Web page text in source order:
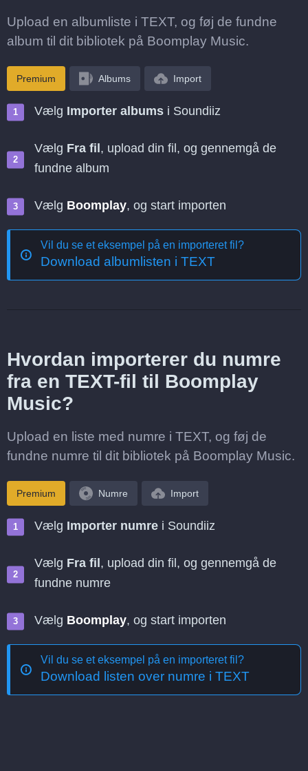
Upload en albumliste i TEXT, og føj de fundne
album til dit bibliotek på Boomplay Music.
Premium Albums Import
Vælg Importer albums i Soundiiz
Vælg Fra fil , upload din fil, og gennemgå de
fundne album
Vælg Boomplay, og start importen
Vil du se et eksempel på en importeret fil?
Download albumlisten i TEXT
Hvordan importerer du numre
fra en TEXT-fil til Boomplay
Music?
Upload en liste med numre i TEXT, og føj de
fundne numre til dit bibliotek på Boomplay Music.
Premium Numre Import
Vælg Importer numre i Soundiiz
Vælg Fra fil , upload din fil, og gennemgå de
fundne numre
Vælg Boomplay, og start importen
Vil du se et eksempel på en importeret fil?
Download listen over numre i TEXT